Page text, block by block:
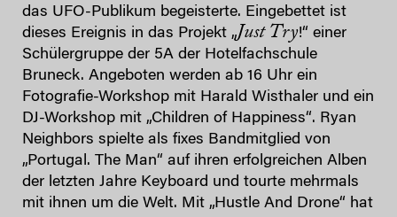
das UFO-Publikum begeisterte. Eingebettet ist
dieses Ereignis in das Projekt „Just Try!“ einer
Schülergruppe der 5A der Hotelfachschule
Bruneck. Angeboten werden ab 16 Uhr ein
Fotografie-Workshop mit Harald Wisthaler und ein
DJ-Workshop mit „Children of Happiness“. Ryan
Neighbors spielte als fixes Bandmitglied von
„Portugal. The Man“ auf ihren erfolgreichen Alben
der letzten Jahre Keyboard und tourte mehrmals
mit ihnen um die Welt. Mit „Hustle And Drone“ hat